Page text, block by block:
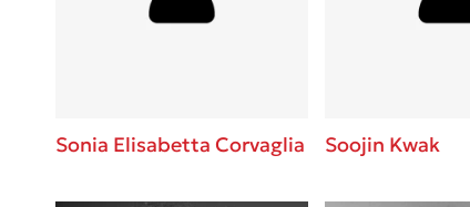
Sonia Elisabetta Corvaglia Soojin Kwak